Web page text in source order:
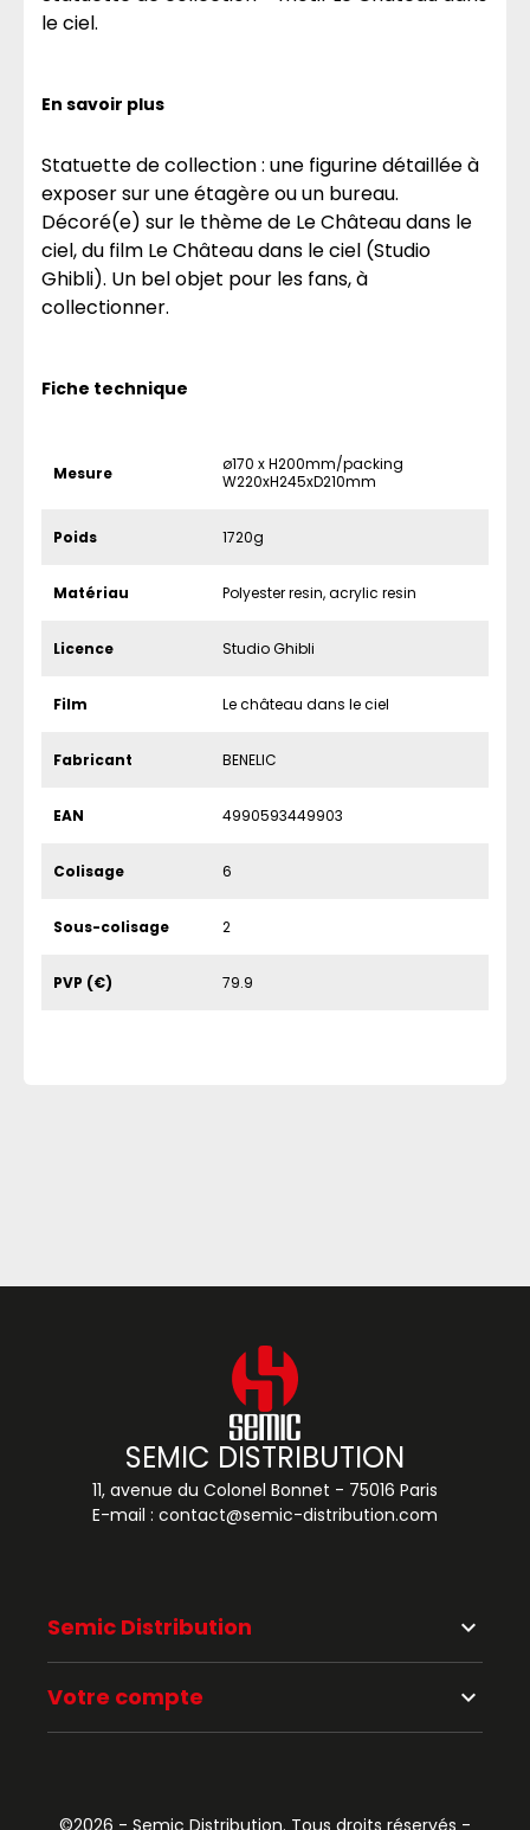
le ciel.
En savoir plus
Statuette de collection : une figurine détaillée à
exposer sur une étagère ou un bureau.
Décoré(e) sur le thème de Le Château dans le
ciel, du film Le Château dans le ciel (Studio
Ghibli). Un bel objet pour les fans, à
collectionner.
Fiche technique
Mesure
ø170 x H200mm/packing
W220xH245xD210mm
Poids 1720g
Matériau Polyester resin, acrylic resin
Licence Studio Ghibli
Film Le château dans le ciel
Fabricant BENELIC
EAN 4990593449903
Colisage 6
Sous-colisage 2
PVP (€) 79.9
Semic Distribution keyboard_arrow_down
Votre compte keyboard_arrow_down
SEMIC DISTRIBUTION
11, avenue du Colonel Bonnet - 75016 Paris
E-mail : contact@semic-distribution.com
©2026 - Semic Distribution. Tous droits réservés -